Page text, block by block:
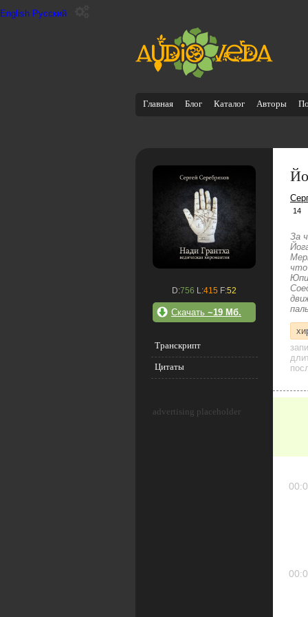
English Русский
Главная Блог Каталог Авторы
D:756 L:415 F:52
Скачать ~19 Мб.
Транскрипт
Цитаты
advertising placeholder
14
За